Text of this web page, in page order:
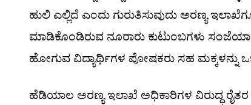
ಹುಲಿ ಎಲ್ಲಿದೆ ಎಂದು ಗುರುತಿಸುವುದು ಅರಣ್ಯ
ಮಾಡಿಕೊಂಡಿರುವ ನೂರಾರು ಕುಟುಂಬಗಳು
ಹೋಗುವ ವಿದ್ಯಾರ್ಥಿಗಳ ಪೋಷಕರು ಸಹ ಮಕ್ಕಳನ್ನು
ಹೆಡಿಯಾಲ ಅರಣ್ಯ ಇಲಾಖೆ ಅಧಿಕಾರಿಗಳ ವಿರುದ್ಧ ರೈತರ